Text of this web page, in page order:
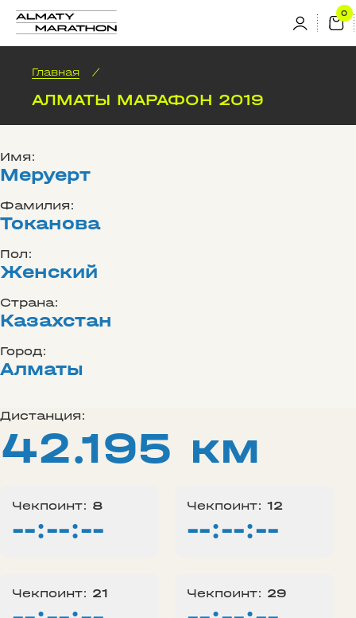
Главная /
АЛМАТЫ МАРАФОН 2019
Имя:
Меруерт
Фамилия:
Токанова
Пол:
Женский
Страна:
Казахстан
Город:
Алматы
Дистанция:
42.195 км
Чекпоинт: 8
--:--:--
Чекпоинт: 12
--:--:--
Чекпоинт: 21 Чекпоинт: 29